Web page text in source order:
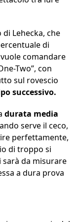
Lehecka, che
di
vuole comandare
Two”, con
sul rovescio
successivo.
durata media
serve il ceco,
perfettamente,
di troppo si
da misurare
a dura prova